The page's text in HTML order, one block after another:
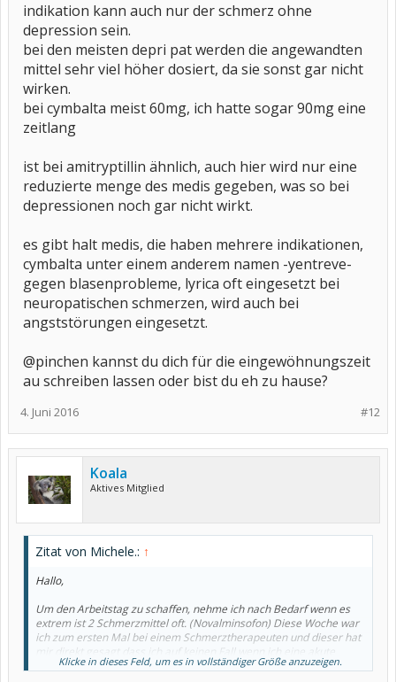
indikation kann auch nur der schmerz ohne
depression sein.
bei den meisten depri pat werden die angewandten
mittel sehr viel höher dosiert, da sie sonst gar nicht
wirken.
bei cymbalta meist 60mg, ich hatte sogar 90mg eine
zeitlang
ist bei amitryptillin ähnlich, auch hier wird nur eine
reduzierte menge des medis gegeben, was so bei
depressionen noch gar nicht wirkt.
es gibt halt medis, die haben mehrere indikationen,
cymbalta unter einem anderem namen -yentreve-
gegen blasenprobleme, lyrica oft eingesetzt bei
neuropatischen schmerzen, wird auch bei
angststörungen eingesetzt.
@pinchen kannst du dich für die eingewöhnungszeit
au schreiben lassen oder bist du eh zu hause?
#12
4. Juni 2016
Koala
Aktives Mitglied
Zitat von Michele.: ↑
Hallo,
Um den Arbeitstag zu schaffen, nehme ich nach Bedarf wenn es
extrem ist 2 Schmerzmittel oft. (Novalminsofon) Diese Woche war
ich zum ersten Mal bei einem Schmerztherapeuten und dieser hat
mir direkt gesagt dass ich auf keinen Fall wenn ich eine akute
Phase mit extremen schmerzen habe Schmerzmittel nehmen soll
Klicke in dieses Feld, um es in vollständiger Größe anzuzeigen.